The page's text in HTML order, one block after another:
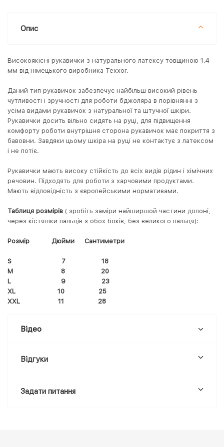
Опис
Високоякісні рукавички з натурального латексу товщиною 1.4
мм від німецького виробника Texxor.
Даний тип рукавичок забезпечує найбільш високий рівень
чутливості і зручності для роботи бджоляра в порівнянні з
усіма видами рукавичок з натуральної та штучної шкіри.
Рукавички досить вільно сидять на руці, для підвищення
комфорту роботи внутрішня сторона рукавичок має покриття з
бавовни. Завдяки цьому шкіра на руці не контактує з латексом
і не потіє.
Рукавички мають високу стійкість до всіх видів рідин і хімічних
речовин. Підходять для роботи з харчовими продуктами.
Мають відповідність з європейськими нормативами.
Таблиця розмірів ( зробіть заміри найширшой частини долоні,
через кістяшки пальців з обох боків, без великого пальця):
Розмір Дюйми Сантиметри
S 7 18
M 8 20
L 9 23
XL 10 25
XXL 11 28
Відео
Відгуки
Задати питання